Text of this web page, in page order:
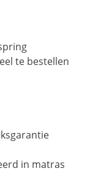
te bestellen
in matras